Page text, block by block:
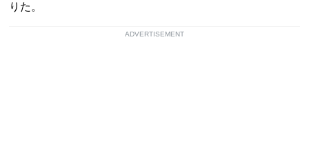
りた。
ADVERTISEMENT